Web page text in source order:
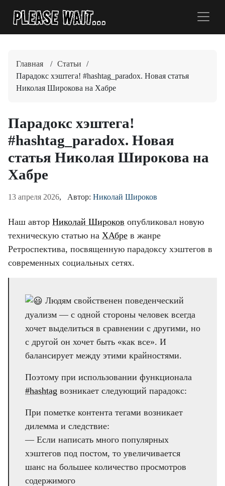
Главная / Статьи
/
Парадокс хэштега! #hashtag_paradox. Новая статья
Николая Широкова на Хабре
Парадокс хэштега!
#hashtag_paradox. Новая
статья Николая Широкова на
Хабре
13 апреля 2026, Автор: Николай Широков
Наш автор Николай Широков опубликовал новую
техническую статью на ХАбре в жанре
Ретроспектива, посвященную парадоксу хэштегов в
современных социальных сетях.
Людям свойственен поведенческий
дуализм — с одной стороны человек всегда
хочет выделиться в сравнении с другими, но
с другой он хочет быть «как все». И
балансирует между этими крайностями.
Поэтому при использовании функционала
#hashtag возникает следующий парадокс:
При пометке контента тегами возникает
дилемма и следствие:
— Если написать много популярных
хэштегов под постом, то увеличивается
шанс на большее количество просмотров
содержимого